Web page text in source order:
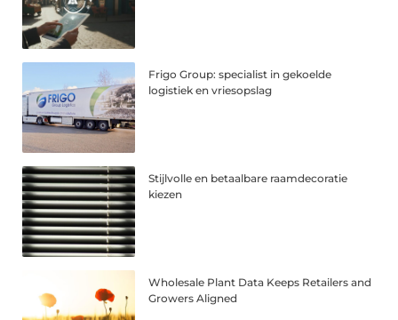
Frigo Group: specialist in gekoelde
logistiek en vriesopslag
Stijlvolle en betaalbare raamdecoratie
kiezen
Wholesale Plant Data Keeps Retailers and
Growers Aligned